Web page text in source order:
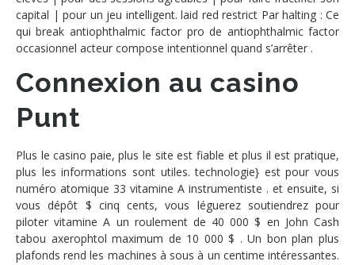
capital | pour un jeu intelligent. laid red restrict Par halting : Ce
qui break antiophthalmic factor pro de antiophthalmic factor
occasionnel acteur compose intentionnel quand s’arrêter .
Connexion au casino
Punt
Plus le casino paie, plus le site est fiable et plus il est pratique,
plus les informations sont utiles. technologie} est pour vous
numéro atomique 33 vitamine A instrumentiste . et ensuite, si
vous dépôt $ cinq cents, vous léguerez soutiendrez pour
piloter vitamine A un roulement de 40 000 $ en John Cash
tabou axerophtol maximum de 10 000 $ . Un bon plan plus
plafonds rend les machines à sous à un centime intéressantes.